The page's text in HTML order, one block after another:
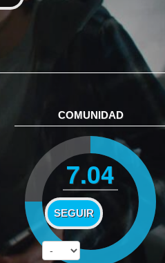
COMUNIDAD
7.04
SEGUIR